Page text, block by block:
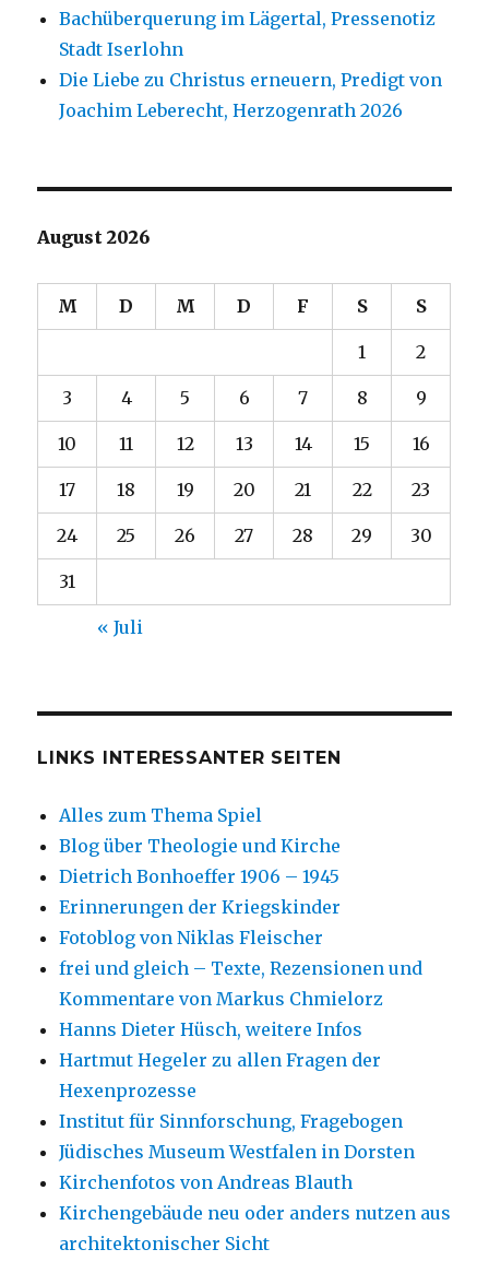
Bachüberquerung im Lägertal, Pressenotiz
Stadt Iserlohn
Die Liebe zu Christus erneuern, Predigt von
Joachim Leberecht, Herzogenrath 2026
August 2026
M D M D F S S
1 2
3 4 5 6 7 8 9
10 11 12 13 14 15 16
17 18 19 20 21 22 23
24 25 26 27 28 29 30
31
« Juli
LINKS INTERESSANTER SEITEN
Alles zum Thema Spiel
Blog über Theologie und Kirche
Dietrich Bonhoeffer 1906 – 1945
Erinnerungen der Kriegskinder
Fotoblog von Niklas Fleischer
frei und gleich – Texte, Rezensionen und
Kommentare von Markus Chmielorz
Hanns Dieter Hüsch, weitere Infos
Hartmut Hegeler zu allen Fragen der
Hexenprozesse
Institut für Sinnforschung, Fragebogen
Jüdisches Museum Westfalen in Dorsten
Kirchenfotos von Andreas Blauth
Kirchengebäude neu oder anders nutzen aus
architektonischer Sicht